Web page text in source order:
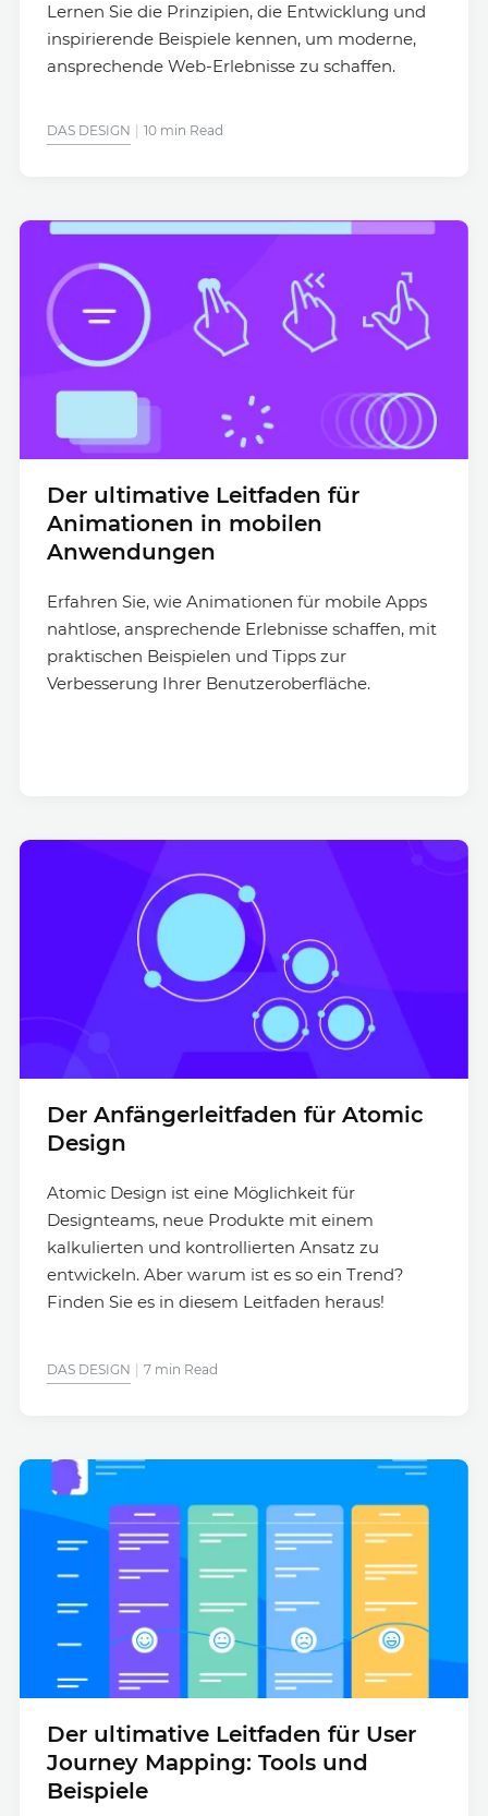
Lernen Sie die Prinzipien, die Entwicklung und
inspirierende Beispiele kennen, um moderne,
ansprechende Web-Erlebnisse zu schaffen.
DAS DESIGN 10 min Read
Der ultimative Leitfaden für
Animationen in mobilen
Anwendungen
Erfahren Sie, wie Animationen für mobile Apps
nahtlose, ansprechende Erlebnisse schaffen, mit
praktischen Beispielen und Tipps zur
Verbesserung Ihrer Benutzeroberfläche.
Der Anfängerleitfaden für Atomic
Design
Atomic Design ist eine Möglichkeit für
Designteams, neue Produkte mit einem
kalkulierten und kontrollierten Ansatz zu
entwickeln. Aber warum ist es so ein Trend?
Finden Sie es in diesem Leitfaden heraus!
DAS DESIGN 7 min Read
Der ultimative Leitfaden für User
Journey Mapping: Tools und
Beispiele